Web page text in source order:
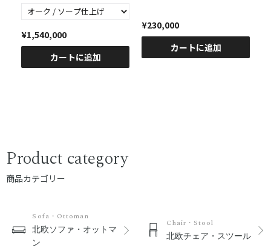
¥1,540,000
カートに追加
¥230,000
カートに追加
Product category
商品カテゴリー
Sofa・Ottoman
北欧ソファ・オットマ
ン
Chair・Stool
北欧チェア・スツール